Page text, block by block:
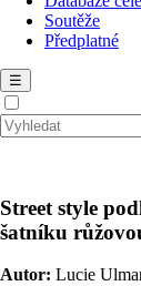
Soutěže
Předplatné
☰
Street style
šatníku
Autor: Lucie